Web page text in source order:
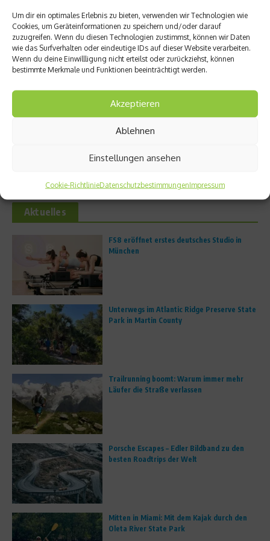
Um dir ein optimales Erlebnis zu bieten, verwenden wir Technologien wie
Cookies, um Geräteinformationen zu speichern und/oder darauf
zuzugreifen. Wenn du diesen Technologien zustimmst, können wir Daten
wie das Surfverhalten oder eindeutige IDs auf dieser Website verarbeiten.
Wenn du deine Einwillligung nicht erteilst oder zurückziehst, können
bestimmte Merkmale und Funktionen beeinträchtigt werden.
Akzeptieren
Ablehnen
Einstellungen ansehen
Cookie-RichtlinieDatenschutzbestimmungenImpressum
Ähnliche Beiträge
Morgens Goethe, mittags
abends Koal ...
Aktuelles
FS8 eröffnet erstes deutsches Studio in
München
Unterwegs im Atlantic Ridge Preserve State
Park in Martin County
Trailrunning boomt: Warum immer mehr
Läufer die Straße verlassen
Porsche Escapes – Edler Bildband zu den
besten Roadtrips der Welt
Mitten in Miami: Mit dem Kajak durch den
Oleta River State Park